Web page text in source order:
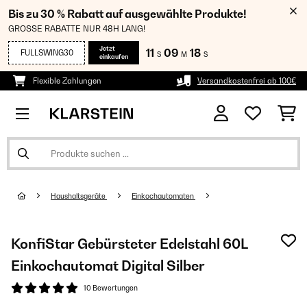
Bis zu 30 % Rabatt auf ausgewählte Produkte!
GROSSE RABATTE NUR 48H LANG!
FULLSWING30
Jetzt
einkaufen
11 S 09 M 17 S
Flexible Zahlungen Versandkostenfrei ab 100€
Haushaltsgeräte Einkochautomaten
KonfiStar Gebürsteter Edelstahl 60L
Einkochautomat Digital Silber
10 Bewertungen